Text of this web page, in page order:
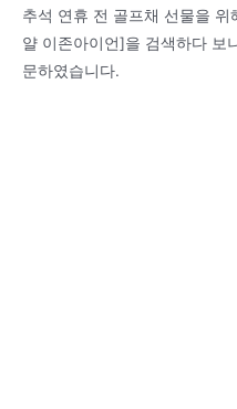
추석 연휴 전 골프채 선물을
얄 이존아이언]을 검색하다 보
문하였습니다.